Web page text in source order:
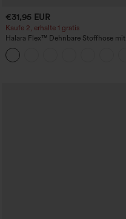
€31,95 EUR
Kaufe 2, erhalte 1 gratis
Halara Flex™ Dehnbare Stoffhose mit
hohem Bund und Seitentasche hinten